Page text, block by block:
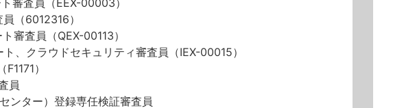
審査員（EEX-00003）
（6012316）
審査員（QEX-00113）
、クラウドセキュリティ審査員（IEX-00015）
）
員
ンター）登録専任検証審査員